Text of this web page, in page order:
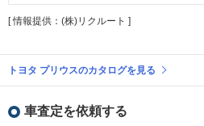
[ 情報提供：(株)リクルート ]
トヨタ プリウスのカタログを見る
車査定を依頼する